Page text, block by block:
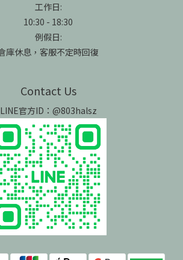
工作日:
10:30 - 18:30
例假日:
庫休息，客服不定時回復
Contact Us
LINE官方ID：@803halsz